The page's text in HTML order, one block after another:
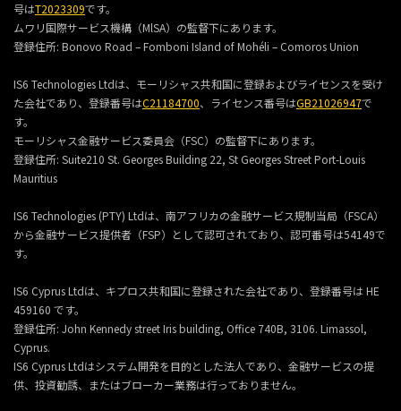
号はT2023309です。
ムワリ国際サービス機構（MlSA）の監督下にあります。
登録住所: Bonovo Road – Fomboni Island of Mohéli – Comoros Union
IS6 Technologies Ltdは、モーリシャス共和国に登録およびライセンスを受け
た会社であり、登録番号はC21184700、ライセンス番号はGB21026947で
す。
モーリシャス金融サービス委員会（FSC）の監督下にあります。
登録住所: Suite210 St. Georges Building 22, St Georges Street Port-Louis
Mauritius
IS6 Technologies (PTY) Ltdは、南アフリカの金融サービス規制当局（FSCA）
から金融サービス提供者（FSP）として認可されており、認可番号は54149で
す。
IS6 Cyprus Ltdは、キプロス共和国に登録された会社であり、登録番号は HE
459160 です。
登録住所: John Kennedy street Iris building, Office 740B, 3106. Limassol,
Cyprus.
IS6 Cyprus Ltdはシステム開発を目的とした法人であり、金融サービスの提
供、投資勧誘、またはブローカー業務は行っておりません。